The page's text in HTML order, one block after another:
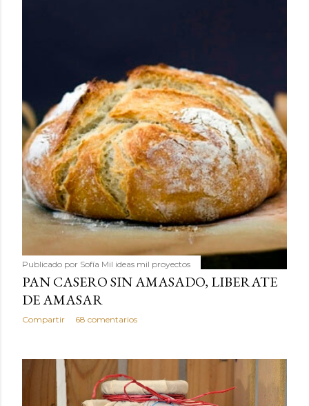
Publicado por Sofía Mil ideas mil proyectos
PAN CASERO SIN AMASADO, LIBERATE
DE AMASAR
Compartir 68 comentarios